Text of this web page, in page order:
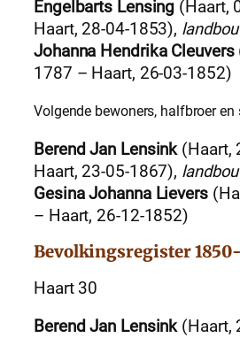
Engelbarts Lensing (Haart,
Haart, 28-04-1853),
Johanna Hendrika Cleuvers
1787 – Haart, 26-03-1852)
Volgende bewoners, halfbroer en
Berend Jan Lensink(Haart,
Haart, 23-05-1867),
Gesina Johanna Lievers
– Haart, 26-12-1852)
Bevolkingsregister
Haart 30
Berend Jan Lensink(Haart,